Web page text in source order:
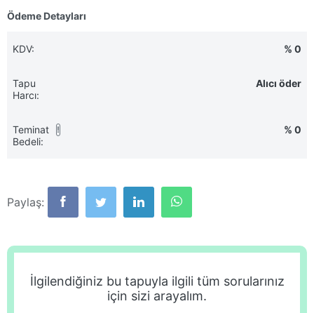
Ödeme Detayları
KDV: % 0
Tapu
Harcı:
Alıcı öder
Teminat
Bedeli:
! % 0
Paylaş:
İlgilendiğiniz bu tapuyla ilgili tüm sorularınız
için sizi arayalım.